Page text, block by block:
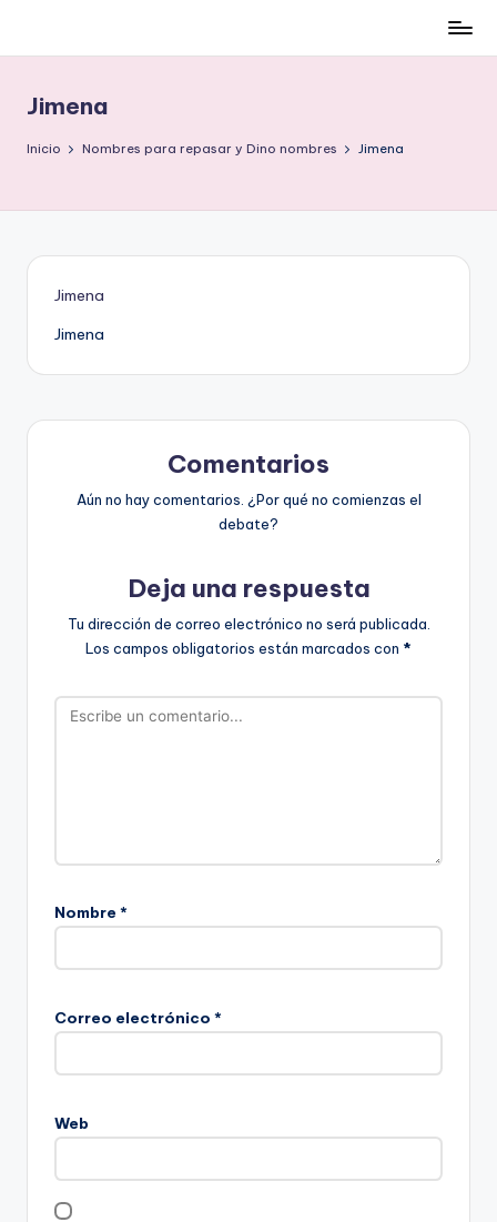
contenido
low-
cost
y
Jimena
Inicio Nombres para repasar y Dino nombres Jimena
Jimena
Jimena
Comentarios
Aún no hay comentarios. ¿Por qué no comienzas el
debate?
Deja una respuesta
Tu dirección de correo electrónico no será publicada.
Los campos obligatorios están marcados con *
Nombre *
Correo electrónico *
Web